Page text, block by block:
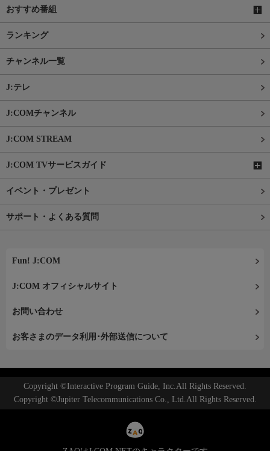
おすすめ番組
ランキング
チャンネル一覧
J:テレ
J:COMチャンネル
J:COM STREAM
J:COM TVサービスガイド
イベント・プレゼント
サポート・よくある質問
Fun! J:COM
J:COM オフィシャルサイト
お問い合わせ
お客さまのデータ利用･外部送信について
Copyright ©Interactive Program Guide, Inc.All Rights Reserved.
Copyright ©Jupiter Telecommunications Co., Ltd.All Rights Reserved.